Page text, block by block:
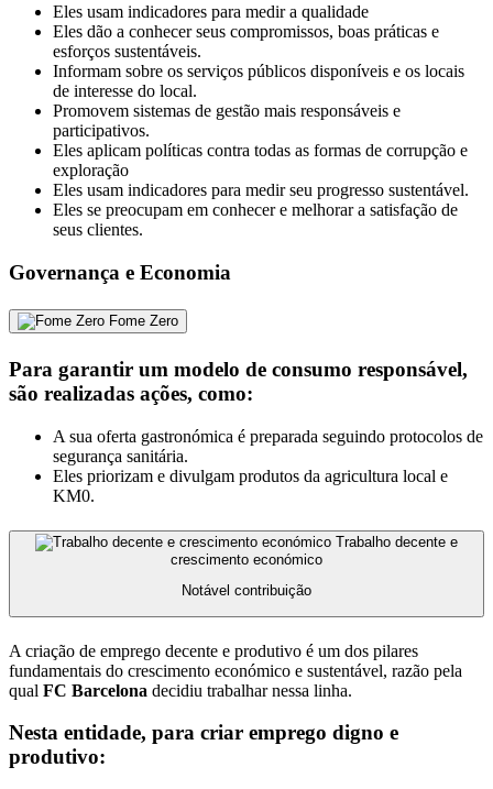
Eles usam indicadores para medir a qualidade
Eles dão a conhecer seus compromissos, boas práticas e
esforços sustentáveis.
Informam sobre os serviços públicos disponíveis e os locais
de interesse do local.
Promovem sistemas de gestão mais responsáveis e
participativos.
Eles aplicam políticas contra todas as formas de corrupção e
exploração
Eles usam indicadores para medir seu progresso sustentável.
Eles se preocupam em conhecer e melhorar a satisfação de
seus clientes.
Governança e Economia
Fome Zero
Para garantir um modelo de consumo responsável,
são realizadas ações, como:
A sua oferta gastronómica é preparada seguindo protocolos de
segurança sanitária.
Eles priorizam e divulgam produtos da agricultura local e
KM0.
Trabalho decente e
crescimento económico
Notável contribuição
A criação de emprego decente e produtivo é um dos pilares
fundamentais do crescimento económico e sustentável, razão pela
qual FC Barcelona decidiu trabalhar nessa linha.
Nesta entidade, para criar emprego digno e
produtivo: